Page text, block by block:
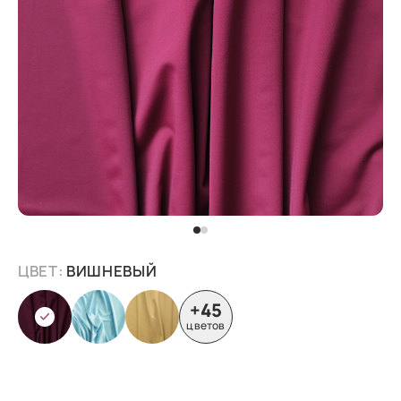
ЦВЕТ: ВИШНЕВЫЙ
+45
цветов